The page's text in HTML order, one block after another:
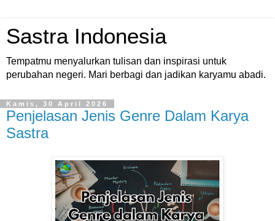
Sastra Indonesia
Tempatmu menyalurkan tulisan dan inspirasi untuk
perubahan negeri. Mari berbagi dan jadikan karyamu abadi.
Kamis, 30 April 2026
Penjelasan Jenis Genre Dalam Karya
Sastra